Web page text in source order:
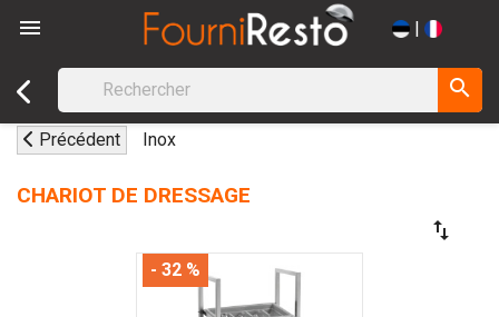
 |
search
Précédent Inox
CHARIOT DE DRESSAGE
swap_vert
- 32 %